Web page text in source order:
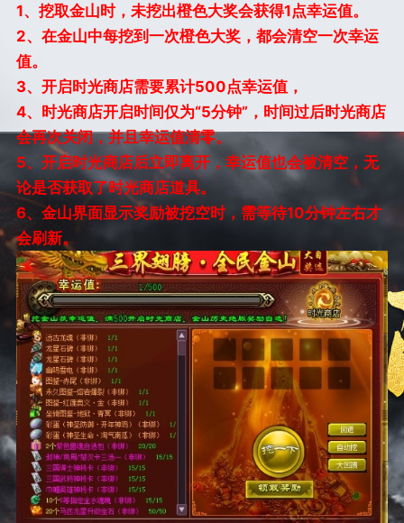
1、挖取金山时，未挖出橙色大奖会获得1点幸运值。
2、在金山中每挖到一次橙色大奖，都会清空一次幸运
值。
3、开启时光商店需要累计500点幸运值，
4、时光商店开启时间仅为“5分钟”，时间过后时光商店
会再次关闭，并且幸运值清零。
5、开启时光商店后立即离开，幸运值也会被清空，无
论是否获取了时光商店道具。
6、金山界面显示奖励被挖空时，需等待10分钟左右才
会刷新。